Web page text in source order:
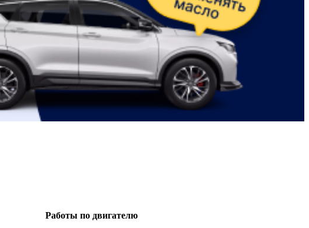
Работы по двигателю